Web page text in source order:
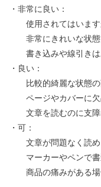
・非常に良い：
使用されてはいます
非常にきれいな状態
書き込みや線引きは
・良い：
比較的綺麗な状態の
ページやカバーに欠
文章を読むのに支障
・可：
文章が問題なく読め
マーカーやペンで書
商品の痛みがある場